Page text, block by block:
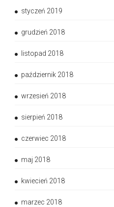
styczeń 2019
grudzień 2018
listopad 2018
październik 2018
wrzesień 2018
sierpień 2018
czerwiec 2018
maj 2018
kwiecień 2018
marzec 2018